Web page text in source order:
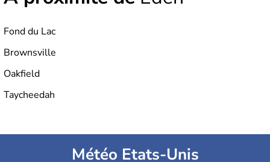
Fond du Lac
Brownsville
Oakfield
Taycheedah
Météo Etats-Unis